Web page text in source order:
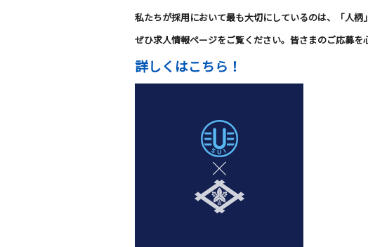
私たちが採用において最も大切にしているのは、「人柄
ぜひ求人情報ページをご覧ください。皆さまのご応募を
詳しくはこちら！